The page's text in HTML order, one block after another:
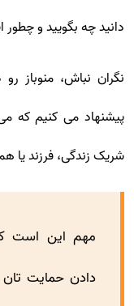
دانید چه بگویید و
نگران نباش، منوباز
پیشنهاد می کنیم که
شریک زندگی، فرزند یا
مهم این است
دادن حمایت